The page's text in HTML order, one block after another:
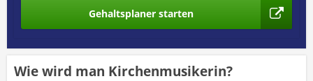
Gehaltsplaner starten
Wie wird man Kirchenmusikerin?